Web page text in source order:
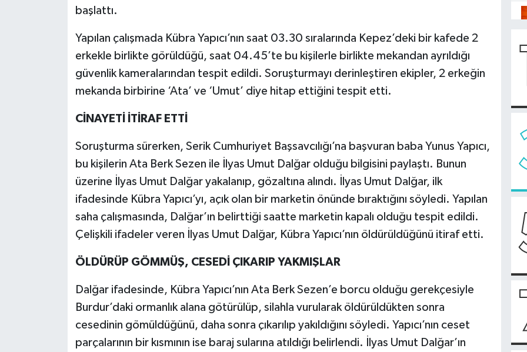
başlattı.
Yapılan çalışmada Kübra Yapıcı’nın saat 03.30 sıralarında Kepez’deki bir kafede 2
erkekle birlikte görüldüğü, saat 04.45’te bu kişilerle birlikte mekandan ayrıldığı
güvenlik kameralarından tespit edildi. Soruşturmayı derinleştiren ekipler, 2 erkeğin
mekanda birbirine ‘Ata’ ve ‘Umut’ diye hitap ettiğini tespit etti.
CİNAYETİ İTİRAF ETTİ
Soruşturma sürerken, Serik Cumhuriyet Başsavcılığı’na başvuran baba Yunus Yapıcı,
bu kişilerin Ata Berk Sezen ile İlyas Umut Dalğar olduğu bilgisini paylaştı. Bunun
üzerine İlyas Umut Dalğar yakalanıp, gözaltına alındı. İlyas Umut Dalğar, ilk
ifadesinde Kübra Yapıcı’yı, açık olan bir marketin önünde bıraktığını söyledi. Yapılan
saha çalışmasında, Dalğar’ın belirttiği saatte marketin kapalı olduğu tespit edildi.
Çelişkili ifadeler veren İlyas Umut Dalğar, Kübra Yapıcı’nın öldürüldüğünü itiraf etti.
ÖLDÜRÜP GÖMMÜŞ, CESEDİ ÇIKARIP YAKMIŞLAR
Dalğar ifadesinde, Kübra Yapıcı’nın Ata Berk Sezen’e borcu olduğu gerekçesiyle
Burdur’daki ormanlık alana götürülüp, silahla vurularak öldürüldükten sonra
cesedinin gömüldüğünü, daha sonra çıkarılıp yakıldığını söyledi. Yapıcı’nın ceset
parçalarının bir kısmının ise baraj sularına atıldığı belirlendi. İlyas Umut Dalğar’ın